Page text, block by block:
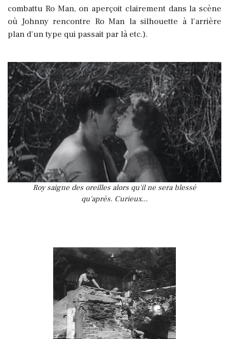
combattu Ro Man, on aperçoit clairement dans la scène
où Johnny rencontre Ro Man la silhouette à l’arrière
plan d’un type qui passait par là etc.).
Roy saigne des oreilles alors qu'il ne sera blessé
qu'après. Curieux...